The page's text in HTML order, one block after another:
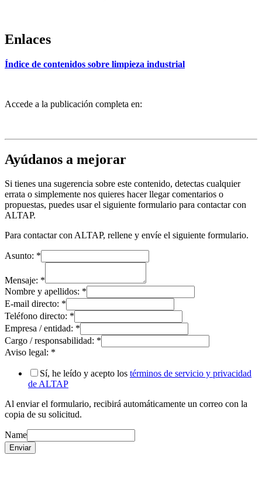
Enlaces
Índice de contenidos sobre limpieza industrial
Accede a la publicación completa en:
Ayúdanos a mejorar
Si tienes una sugerencia sobre este contenido, detectas cualquier
errata o simplemente nos quieres hacer llegar comentarios o
propuestas, puedes usar el siguiente formulario para contactar con
ALTAP.
Para contactar con ALTAP, rellene y envíe el siguiente formulario.
Asunto: *
Mensaje: *
Nombre y apellidos: *
E-mail directo: *
Teléfono directo: *
Empresa / entidad: *
Cargo / responsabilidad: *
Aviso legal: *
Sí, he leído y acepto los términos de servicio y privacidad
de ALTAP
Al enviar el formulario, recibirá automáticamente un correo con la
copia de su solicitud.
Name
Enviar